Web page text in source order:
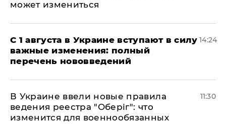
может измениться
С 1 августа в Украине вступают в силу
важные изменения: полный
перечень нововведений
14:24
В Украине ввели новые правила
ведения реестра "Оберіг": что
изменится для военнообязанных
11:30